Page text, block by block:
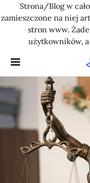
Strona/Blog w
zamieszczone na niej
stron www.
użytkowników, a